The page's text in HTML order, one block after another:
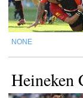
NONE
Heineken